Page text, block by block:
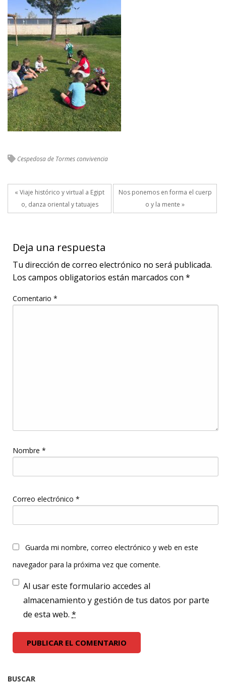
Cespedosa de Tormesconvivencia
« Viaje histórico y virtual a Egipt
o, danza oriental y tatuajes
Nos ponemos en forma el cuerp
o y la mente »
Deja una respuesta
Tu dirección de correo electrónico no será publicada.
Los campos obligatorios están marcados con *
Comentario *
Nombre *
Correo electrónico *
Guarda mi nombre, correo electrónico y web en este
navegador para la próxima vez que comente.
Al usar este formulario accedes al
almacenamiento y gestión de tus datos por parte
de esta web. *
BUSCAR